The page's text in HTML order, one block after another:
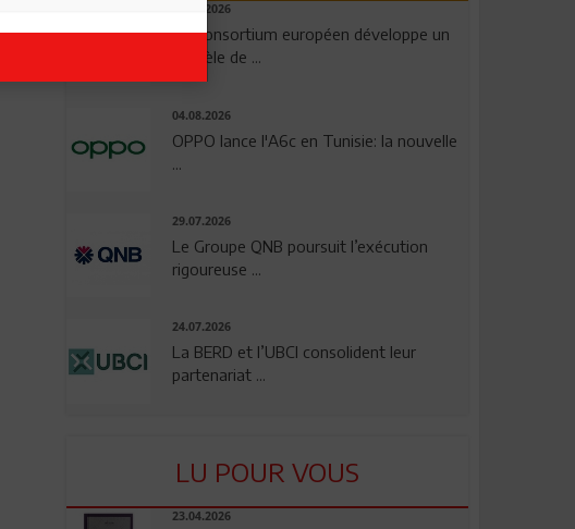
06.08.2026
Un consortium européen développe un
modèle de ...
04.08.2026
OPPO lance l'A6c en Tunisie: la nouvelle
29.07.2026
Le Groupe QNB poursuit l’exécution
rigoureuse ...
24.07.2026
La BERD et l’UBCI consolident leur
partenariat ...
LU POUR VOUS
23.04.2026